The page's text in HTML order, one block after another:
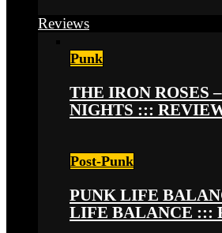
Reviews
Punk
THE IRON ROSES
NIGHTS :::
Post-Punk
PUNK LIFE
LIFE BALANCE :::